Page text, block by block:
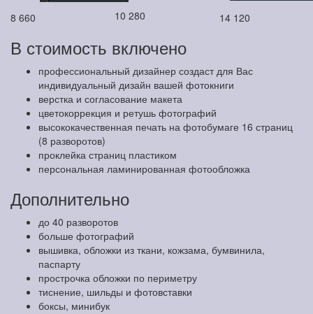
8 660 10 280 14 120
В стоимость включено
профессиональный дизайнер создаст для Вас
индивидуальный дизайн вашей фотокниги
верстка и согласование макета
цветокоррекция и ретушь фотографий
высококачественная печать на фотобумаге 16 страниц
(8 разворотов)
проклейка страниц пластиком
персональная ламинированная фотообложка
Дополнительно
до 40 разворотов
больше фотографий
вышивка, обложки из ткани, кожзама, бумвинила,
паспарту
прострочка обложки по периметру
тиснение, шильды и фотовставки
боксы, минибук